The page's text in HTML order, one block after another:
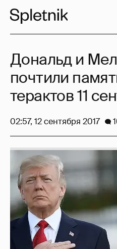
Дональд и
почтили
терактов 11
02:57, 12 сентября 2017